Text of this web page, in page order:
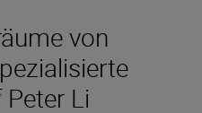
von
Li